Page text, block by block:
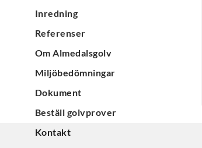
Inredning
Referenser
Om Almedalsgolv
Miljöbedömningar
Dokument
Beställ golvprover
Kontakt